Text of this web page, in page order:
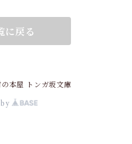
に戻る
本屋 トンガ坂文庫
by